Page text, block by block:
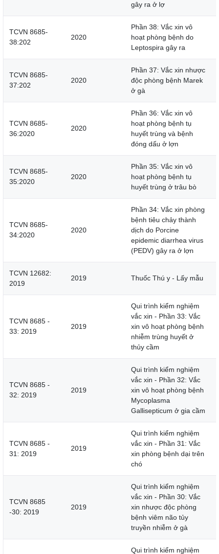
gây ra ở lợ
TCVN 8685-
38:202
2020
Phần 38: Vắc xin vô
hoạt phòng bệnh do
Leptospira gây ra
TCVN 8685-
37:202
2020
Phần 37: Vắc xin nhược
độc phòng bệnh Marek
ở gà
TCVN 8685-
36:2020
2020
Phần 36: Vắc xin vô
hoạt phòng bệnh tụ
huyết trùng và bệnh
đóng dấu ở lợn
TCVN 8685-
35:2020
2020
Phần 35: Vắc xin vô
hoạt phòng bệnh tụ
huyết trùng ở trâu bò
TCVN 8685-
34:2020
2020
Phần 34: Vắc xin phòng
bệnh tiêu chảy thành
dịch do Porcine
epidemic diarrhea virus
(PEDV) gây ra ở lợn
TCVN 12682:
2019
2019 Thuốc Thú y - Lấy mẫu
TCVN 8685 -
33: 2019
2019
Qui trình kiểm nghiệm
vắc xin - Phần 33: Vắc
xin vô hoạt phòng bệnh
nhiễm trùng huyết ở
thủy cầm
TCVN 8685 -
32: 2019
2019
Qui trình kiểm nghiệm
vắc xin - Phần 32: Vắc
xin vô hoạt phòng bệnh
Mycoplasma
Gallisepticum ở gia cầm
TCVN 8685 -
31: 2019
2019
Qui trình kiểm nghiệm
vắc xin - Phần 31: Vắc
xin phòng bệnh dại trên
chó
TCVN 8685
-30: 2019
2019
Qui trình kiểm nghiệm
vắc xin - Phần 30: Vắc
xin nhược độc phòng
bệnh viêm não tủy
truyền nhiễm ở gà
Qui trình kiểm nghiệm